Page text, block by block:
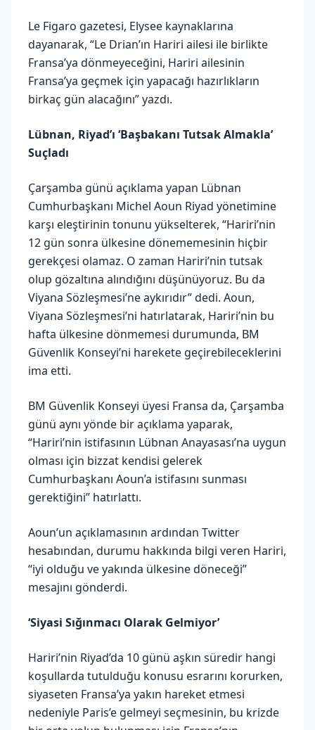
Le Figaro gazetesi, Elysee kaynaklarına
dayanarak, “Le Drian’ın Hariri ailesi ile birlikte
Fransa’ya dönmeyeceğini, Hariri ailesinin
Fransa’ya geçmek için yapacağı hazırlıkların
birkaç gün alacağını” yazdı.
Lübnan, Riyad’ı ‘Başbakanı Tutsak Almakla’
Suçladı
Çarşamba günü açıklama yapan Lübnan
Cumhurbaşkanı Michel Aoun Riyad yönetimine
karşı eleştirinin tonunu yükselterek, “Hariri’nin
12 gün sonra ülkesine dönememesinin hiçbir
gerekçesi olamaz. O zaman Hariri’nin tutsak
olup gözaltına alındığını düşünüyoruz. Bu da
Viyana Sözleşmesi’ne aykırıdır” dedi. Aoun,
Viyana Sözleşmesi’ni hatırlatarak, Hariri’nin bu
hafta ülkesine dönmemesi durumunda, BM
Güvenlik Konseyi’ni harekete geçirebileceklerini
ima etti.
BM Güvenlik Konseyi üyesi Fransa da, Çarşamba
günü aynı yönde bir açıklama yaparak,
“Hariri’nin istifasının Lübnan Anayasası’na uygun
olması için bizzat kendisi gelerek
Cumhurbaşkanı Aoun’a istifasını sunması
gerektiğini” hatırlattı.
Aoun’un açıklamasının ardından Twitter
hesabından, durumu hakkında bilgi veren Hariri,
“iyi olduğu ve yakında ülkesine döneceği”
mesajını gönderdi.
‘Siyasi Sığınmacı Olarak Gelmiyor’
Hariri’nin Riyad’da 10 günü aşkın süredir hangi
koşullarda tutulduğu konusu esrarını korurken,
siyaseten Fransa’ya yakın hareket etmesi
nedeniyle Paris’e gelmeyi seçmesinin, bu krizde